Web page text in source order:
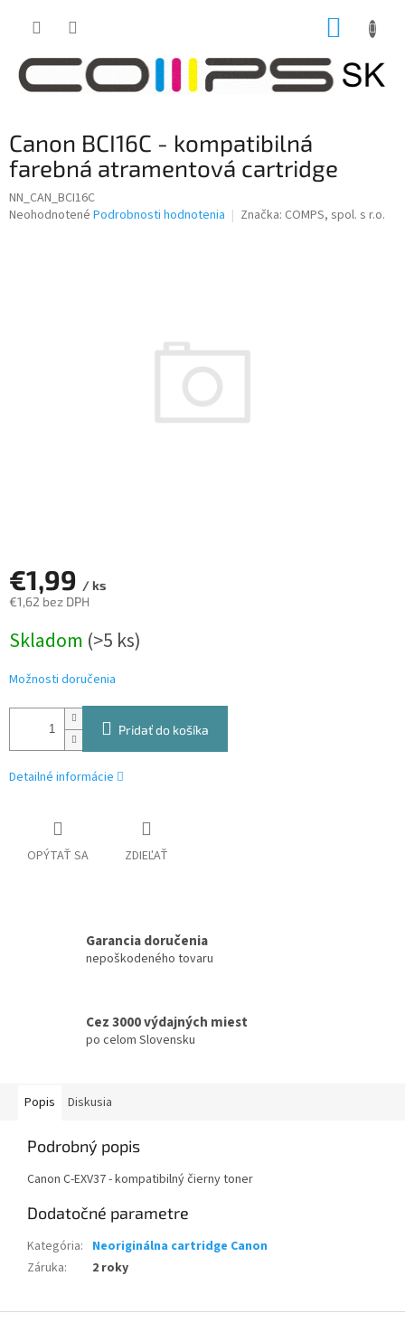
Canon BCI16C - kompatibilná
farebná atramentová cartridge
NN_CAN_BCI16C
Priemerné
Neohodnotené Podrobnosti hodnotenia Značka: COMPS, spol. s r.o.
€1,99 / ks
€1,62 bez DPH
cena:
Skladom (>5 ks)
Možnosti doručenia
Pridať do košíka
Detailné informácie
OPÝTAŤ SA ZDIEĽAŤ
Garancia doručenia
nepoškodeného tovaru
Cez 3000 výdajných miest
po celom Slovensku
Popis Diskusia
Podrobný popis
Canon C-EXV37 - kompatibilný čierny toner
Dodatočné parametre
Kategória: Neoriginálna cartridge Canon
Záruka: 2 roky